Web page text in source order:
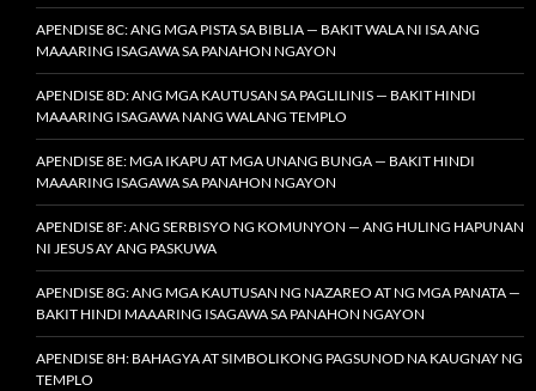
APENDISE 8C: ANG MGA PISTA SA BIBLIA — BAKIT WALA NI ISA ANG
MAAARING ISAGAWA SA PANAHON NGAYON
APENDISE 8D: ANG MGA KAUTUSAN SA PAGLILINIS — BAKIT HINDI
MAAARING ISAGAWA NANG WALANG TEMPLO
APENDISE 8E: MGA IKAPU AT MGA UNANG BUNGA — BAKIT HINDI
MAAARING ISAGAWA SA PANAHON NGAYON
APENDISE 8F: ANG SERBISYO NG KOMUNYON — ANG HULING HAPUNAN
NI JESUS AY ANG PASKUWA
APENDISE 8G: ANG MGA KAUTUSAN NG NAZAREO AT NG MGA PANATA —
BAKIT HINDI MAAARING ISAGAWA SA PANAHON NGAYON
APENDISE 8H: BAHAGYA AT SIMBOLIKONG PAGSUNOD NA KAUGNAY NG
TEMPLO